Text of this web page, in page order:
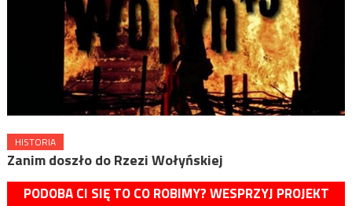
HISTORIA
Zanim doszło do Rzezi Wołyńskiej
PODOBA CI SIĘ TO CO ROBIMY? WESPRZYJ PROJEKT